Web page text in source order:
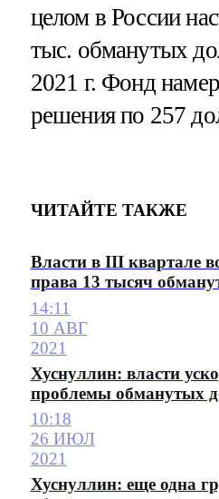
целом в России
тыс. обманутых
2021 г. Фонд
решения по 257
ЧИТАЙТЕ ТАКЖЕ
Власти в III квартале
права 13 тысяч
14:11
10 АВГ
2021
Хуснуллин: власти
проблемы обманутых
10:18
26 ИЮЛ
2021
Хуснуллин: еще одна